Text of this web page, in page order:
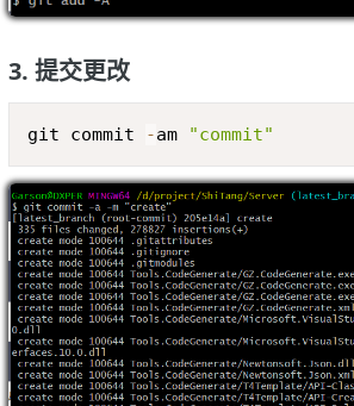
3. 提交更改
git commit -am "commit"